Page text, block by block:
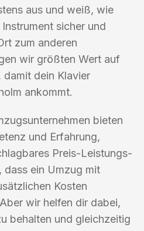
aus und weiß, wie
sicher und
zum anderen
wir größten Wert auf
damit dein Klavier
ankommt.
bieten
und Erfahrung,
Preis-Leistungs-
dass ein Umzug mit
Kosten
wir helfen dir dabei,
behalten und gleichzeitig